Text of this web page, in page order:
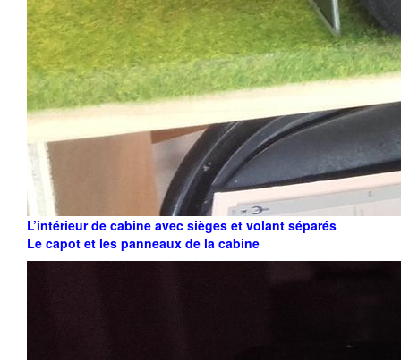
L’intérieur de cabine avec sièges et volant séparés
Le capot et les panneaux de la cabine